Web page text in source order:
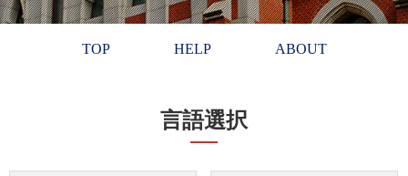
TOP HELP ABOUT
言語選択